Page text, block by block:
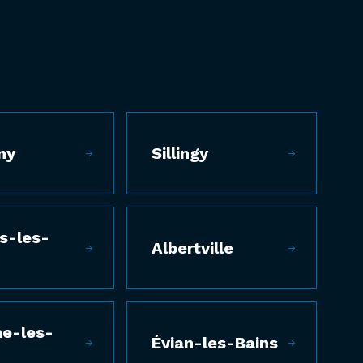
Sillingy
les-
Albertville
les-
Évian-les-Bains